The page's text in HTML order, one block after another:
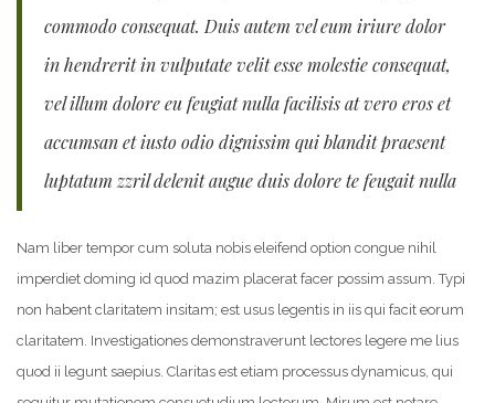
commodo consequat. Duis autem vel eum iriure dolor
in hendrerit in vulputate velit esse molestie consequat,
vel illum dolore eu feugiat nulla facilisis at vero eros et
accumsan et iusto odio dignissim qui blandit praesent
luptatum zzril delenit augue duis dolore te feugait nulla
Nam liber tempor cum soluta nobis eleifend option congue nihil
imperdiet doming id quod mazim placerat facer possim assum. Typi
non habent claritatem insitam; est usus legentis in iis qui facit eorum
claritatem. Investigationes demonstraverunt lectores legere me lius
quod ii legunt saepius. Claritas est etiam processus dynamicus, qui